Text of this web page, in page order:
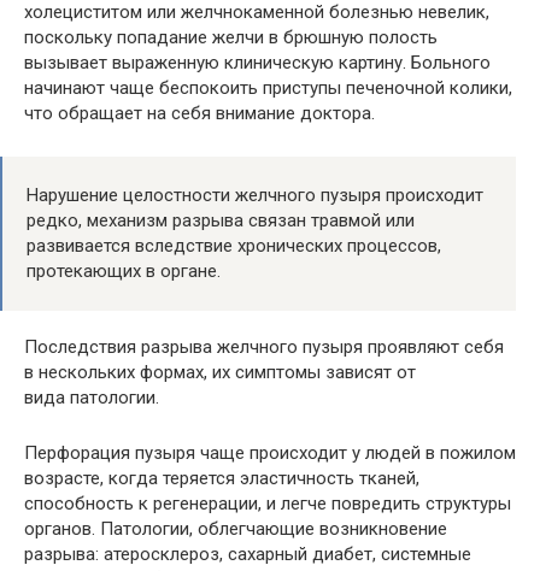
холециститом или желчнокаменной болезнью невелик,
поскольку попадание желчи в брюшную полость
вызывает выраженную клиническую картину. Больного
начинают чаще беспокоить приступы печеночной колики,
что обращает на себя внимание доктора.
Нарушение целостности желчного пузыря происходит
редко, механизм разрыва связан травмой или
развивается вследствие хронических процессов,
протекающих в органе.
Последствия разрыва желчного пузыря проявляют себя
в нескольких формах, их симптомы зависят от
вида патологии.
Перфорация пузыря чаще происходит у людей в пожилом
возрасте, когда теряется эластичность тканей,
способность к регенерации, и легче повредить структуры
органов. Патологии, облегчающие возникновение
разрыва: атеросклероз, сахарный диабет, системные